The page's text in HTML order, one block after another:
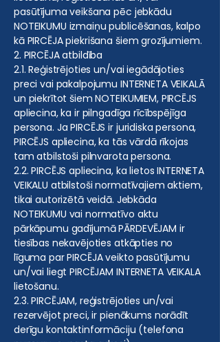
pasūtījuma veikšana pēc jebkādu
NOTEIKUMU izmaiņu publicēšanas, kalpo
kā PIRCĒJA piekrišana šiem grozījumiem.
2. PIRCĒJA atbildība
2.1. Reģistrējoties un/vai iegādājoties
preci vai pakalpojumu INTERNETA VEIKALĀ
un piekrītot šiem NOTEIKUMIEM, PIRCĒJS
apliecina, ka ir pilngadīga rīcībspējīga
persona. Ja PIRCĒJS ir juridiska persona,
PIRCĒJS apliecina, ka tās vārdā rīkojas
tam atbilstoši pilnvarota persona.
2.2. PIRCĒJS apliecina, ka lietos INTERNETA
VEIKALU atbilstoši normatīvajiem aktiem,
tikai autorizētā veidā. Jebkāda
NOTEIKUMU vai normatīvo aktu
pārkāpumu gadījumā PĀRDEVĒJAM ir
tiesības nekavējoties atkāpties no
līguma par PIRCĒJA veikto pasūtījumu
un/vai liegt PIRCĒJAM INTERNETA VEIKALA
lietošanu.
2.3. PIRCĒJAM, reģistrējoties un/vai
rezervējot preci, ir pienākums norādīt
derīgu kontaktinformāciju (telefona